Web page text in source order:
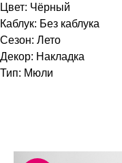
Цвет: Чёрный
Каблук: Без каблука
Сезон: Лето
Декор: Накладка
Тип: Мюли